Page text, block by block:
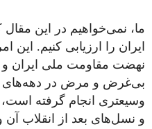
ما، نمی‌خواهیم در این مقال
ایران را ارزیابی کنیم.
نهضت مقاومت ملی ایران و
بی‌غرض و مرض در دهه‌های
وسیعتری انجام گرفته
و نسل‌های بعد از انقلاب